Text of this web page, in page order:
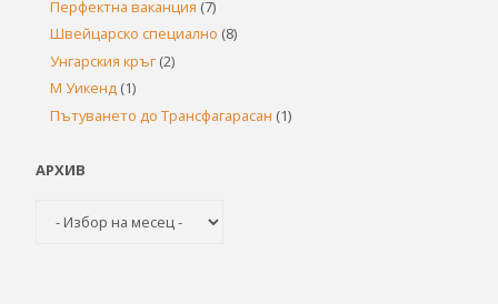
Перфектна ваканция (7)
Швейцарско специално (8)
Унгарския кръг (2)
М Уикенд (1)
Пътуването до Трансфагарасан (1)
АРХИВ